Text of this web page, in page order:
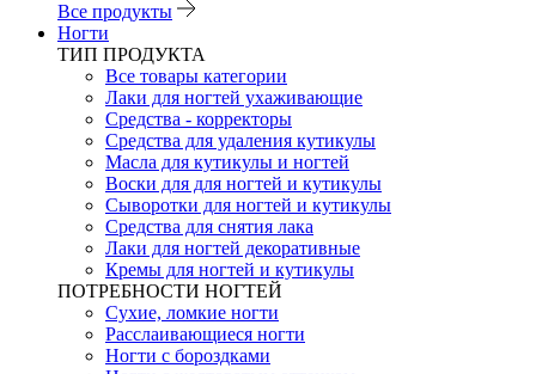
Все продукты
Ногти
ТИП ПРОДУКТА
Все товары категории
Лаки для ногтей ухаживающие
Средства - корректоры
Средства для удаления кутикулы
Масла для кутикулы и ногтей
Воски для для ногтей и кутикулы
Сыворотки для ногтей и кутикулы
Средства для снятия лака
Лаки для ногтей декоративные
Кремы для ногтей и кутикулы
ПОТРЕБНОСТИ НОГТЕЙ
Сухие, ломкие ногти
Расслаивающиеся ногти
Ногти с бороздками